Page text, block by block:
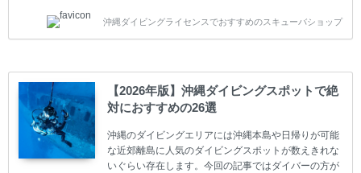
やまだ始めて間もない初心者の方に必見の内容です。
スキューバダイビングの始め方と楽しみ方について学
ててしまうと、せっかく楽しみにしていたスキューバ
ダイビングが台無しになり後悔することになってしま
うかもしれません。 又、スキューバダイビングは事故
のリスクがあるスポーツでもあります。もしかしたら
危険な思いをしてしまうかもしれません。 今回は現地
ダイビング...
沖縄ダイビングライセンスでおすすめのスキューバショップ
【2026年版】沖縄ダイビングスポットで絶
対におすすめの26選
沖縄のダイビングエリアには沖縄本島や日帰りが可能
な近郊離島に人気のダイビングスポットが数えきれな
いぐらい存在します。今回の記事ではダイバーの方が